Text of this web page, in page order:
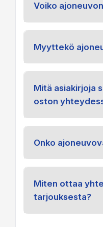
Voiko
Myyttekö
Mitä asiakirjoja
oston
Onko
Miten ottaa
tarjouksesta?